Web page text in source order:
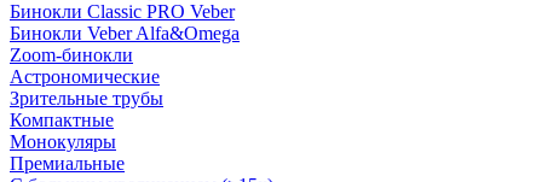
Бинокли Classic PRO Veber
Бинокли Veber Alfa&Omega
Zoom-бинокли
Астрономические
Зрительные трубы
Компактные
Монокуляры
Премиальные